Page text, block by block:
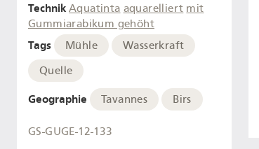
Technik Aquatinta aquarelliert mit
Gummiarabikum gehöht
Tags Mühle
Wasserkraft
Quelle
Geographie Tavannes Birs
GS-GUGE-12-133